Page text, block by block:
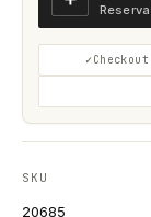
SKU
20685